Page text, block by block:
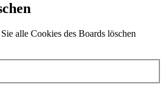
alle Cookies des Boards löschen